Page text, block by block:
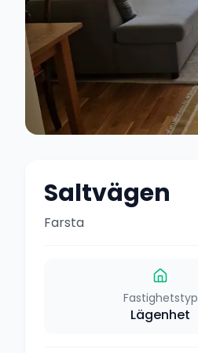
Saltvägen
Farsta
Fastighetstyp
Lägenhet